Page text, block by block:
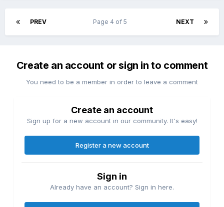
PREV NEXT
Page 4 of 5
Create an account or sign in to comment
You need to be a member in order to leave a comment
Create an account
Sign up for a new account in our community. It's easy!
Register a new account
Sign in
Already have an account? Sign in here.